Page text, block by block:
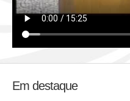
Em destaque